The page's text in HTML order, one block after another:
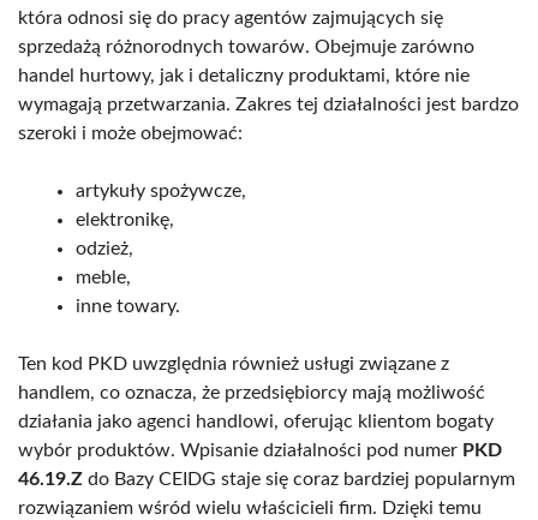
która odnosi się do pracy agentów zajmujących się
sprzedażą różnorodnych towarów. Obejmuje zarówno
handel hurtowy, jak i detaliczny produktami, które nie
wymagają przetwarzania. Zakres tej działalności jest bardzo
szeroki i może obejmować:
artykuły spożywcze,
elektronikę,
odzież,
meble,
inne towary.
Ten kod PKD uwzględnia również usługi związane z
handlem, co oznacza, że przedsiębiorcy mają możliwość
działania jako agenci handlowi, oferując klientom bogaty
wybór produktów. Wpisanie działalności pod numer PKD
46.19.Z do Bazy CEIDG staje się coraz bardziej popularnym
rozwiązaniem wśród wielu właścicieli firm. Dzięki temu